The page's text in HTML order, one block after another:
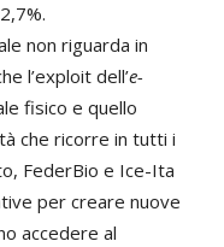
non riguarda in
l’exploit dell’e-
fisico e quello
che ricorre in tutti i
FederBio e Ice-Ita
per creare nuove
accedere al